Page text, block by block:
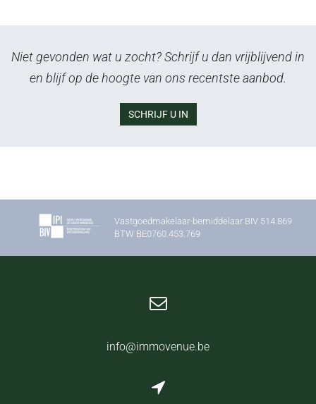
Niet gevonden wat u zocht? Schrijf u dan vrijblijvend in
en blijf op de hoogte van ons recentste aanbod.
SCHRIJF U IN
Vastgoedmakelaar-bemiddelaar BIV 514.869
BTW BE0760.453.769
info@immovenue.be